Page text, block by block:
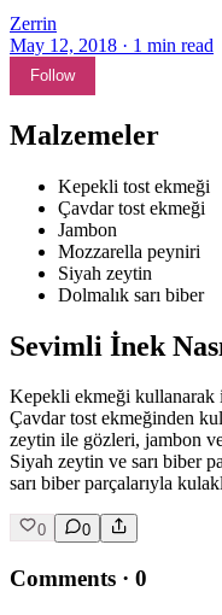
Zerrin
May 12, 2018 · 1 min read
Follow
Malzemeler
Kepekli tost ekmeği
Çavdar tost ekmeği
Jambon
Mozzarella peyniri
Siyah zeytin
Dolmalık sarı biber
Sevimli İnek
Kepekli ekmeği kullanarak
Çavdar tost ekmeğinden
zeytin ile gözleri, jambon ve
Siyah zeytin ve sarı biber
sarı biber parçalarıyla
0 0
Comments · 0